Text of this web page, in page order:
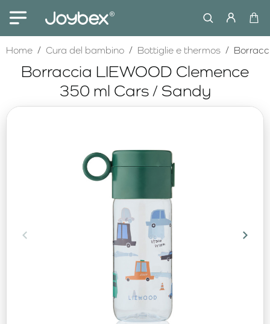
Borraccia LIEWOOD Clemence
350 ml Cars / Sandy
HomehomeCura del bambino Bottiglie e thermos